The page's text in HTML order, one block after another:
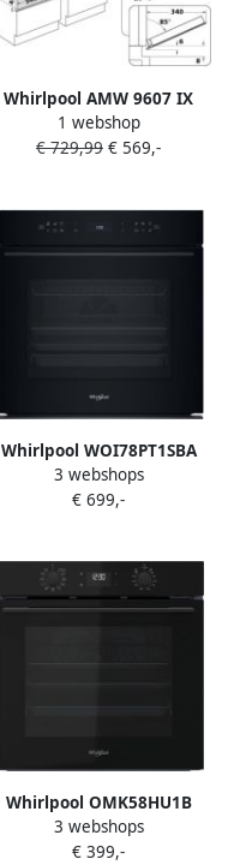
Whirlpool AMW 9607 IX
Inbouw combimagnetron
45 cm nismaat
1 webshop
€ 729,99 € 569,-
Whirlpool WOI78PT1SBA
Inbouw oven Zwart
3 webshops
€ 699,-
Whirlpool OMK58HU1B
Inbouw oven Zwart
3 webshops
€ 399,-